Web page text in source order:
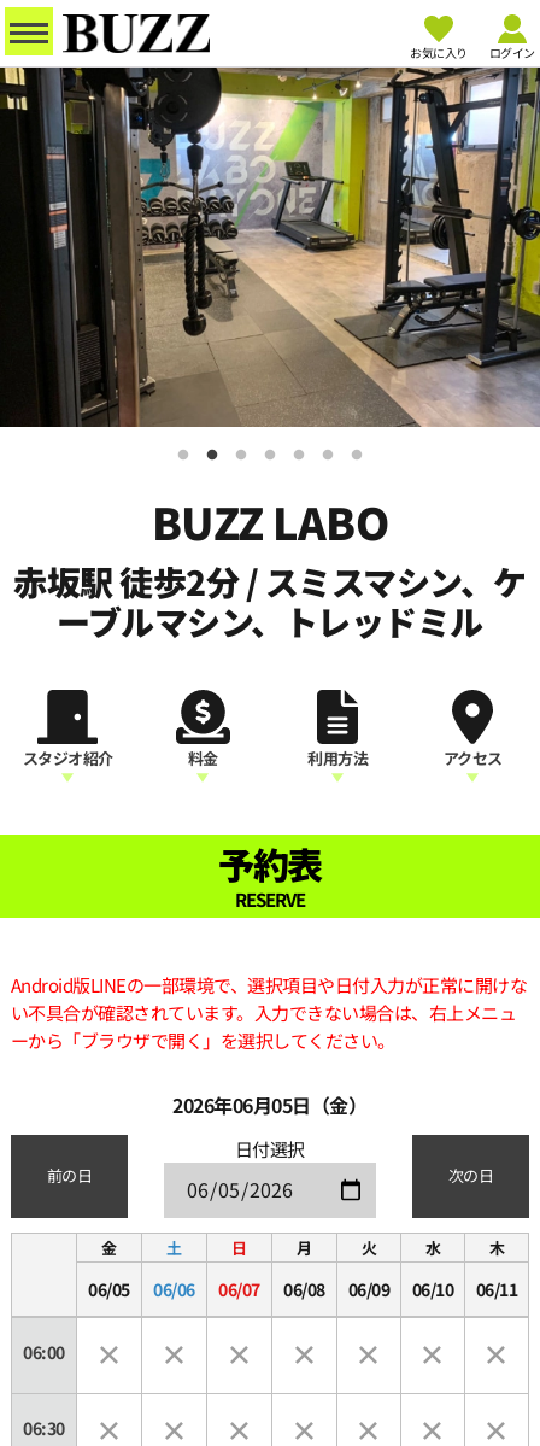
お気に入り ログイン
BUZZ LABO
赤坂駅 徒歩2分 / スミスマシン、ケ
ーブルマシン、トレッドミル
スタジオ紹介 料金 利用方法 アクセス
予約表
RESERVE
Android版LINEの一部環境で、選択項目や日付入力が正常に開けな
い不具合が確認されています。入力できない場合は、右上メニュ
ーから「ブラウザで開く」を選択してください。
2026年06月05日（金）
前の日
日付選択
次の日
金
06/05
土
06/06
日
06/07
月
06/08
火
06/09
水
06/10
木
06/11
06:00
06:30